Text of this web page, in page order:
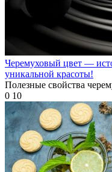
Черемуховый цвет —
уникальной красоты!
Полезные свойства
0 10